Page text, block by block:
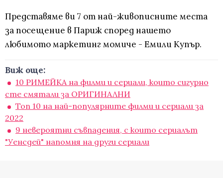
Представяме ви 7 от най-живописните места
за посещение в Париж според нашето
любимото маркетинг момиче - Емили Купър.
Виж още:
10 РИМЕЙКА на филми и сериали, които сигурно
сте смятали за ОРИГИНАЛНИ
Топ 10 на най-популярните филми и сериали за
2022
9 невероятни съвпадения, с които сериалът
"Уенсдей" напомня на други сериали